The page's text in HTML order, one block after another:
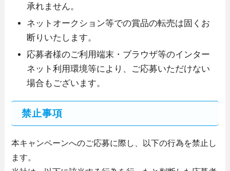
承れません。
ネットオークション等での賞品の転売は固くお
断りいたします。
応募者様のご利用端末・ブラウザ等のインター
ネット利用環境等により、ご応募いただけない
場合もございます。
禁止事項
本キャンペーンへのご応募に際し、以下の行為を禁止し
ます。